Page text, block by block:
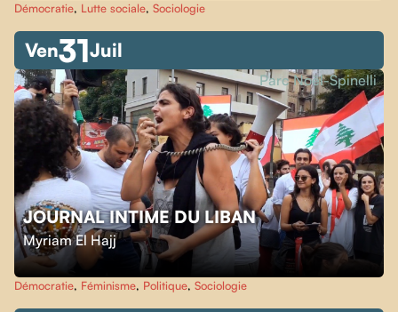
Démocratie, Lutte sociale, Sociologie
Ven31Juil
JOURNAL INTIME DU LIBAN
Myriam El Hajj
Parc Noël-Spinelli
Démocratie, Féminisme, Politique, Sociologie